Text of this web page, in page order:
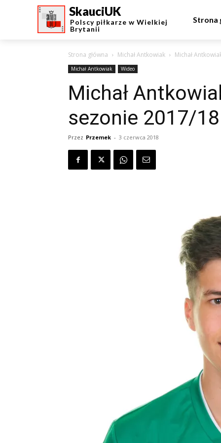
SkauciUK
Polscy piłkarze w Wielkiej
Brytanii
Strona
Strona główna Michał Antkowiak Michał
Michał Antkowiak Wideo
Michał
sezonie 2017/18
Przez Przemek - 3 czerwca 2018